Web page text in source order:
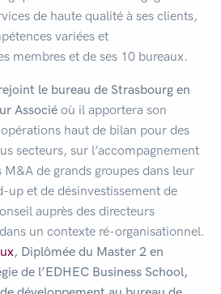
de haute qualité à ses clients,
variées et
membres et de ses 10 bureaux.
le bureau de Strasbourg en
Associé où il apportera son
haut de bilan pour des
secteurs, sur l’accompagnement
de grands groupes dans leur
up et de désinvestissement de
auprès des directeurs
un contexte ré-organisationnel.
, Diplômée du Master 2 en
de l’EDHEC Business School,